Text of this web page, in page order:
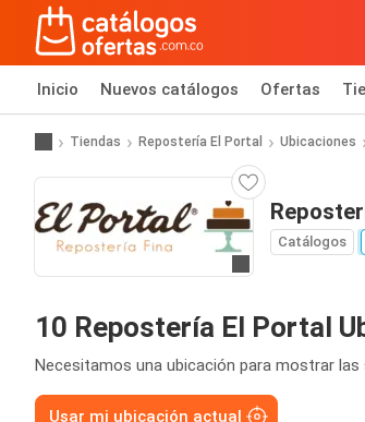
Inicio Nuevos catálogos Ofertas
Tiendas Repostería El Portal Ubicaciones
Catálogos
10 Repostería El Portal
Necesitamos una ubicación para mostrar las
Usar mi ubicación actual